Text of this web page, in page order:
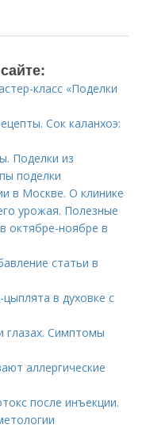
класс «Поделки
Сок каланхоэ:
Поделки из
поделки
в Москве. О клинике
урожая. Полезные
октябре-ноябре в
статьи в
в духовке с
глазах. Симптомы
аллергические
после инъекции.